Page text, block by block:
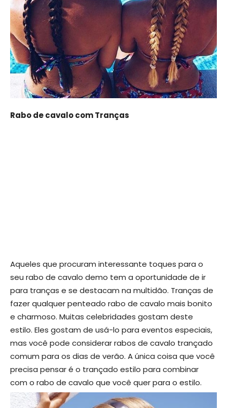
Rabo de cavalo com Tranças
Aqueles que procuram interessante toques para o
seu rabo de cavalo demo tem a oportunidade de ir
para tranças e se destacam na multidão. Tranças de
fazer qualquer penteado rabo de cavalo mais bonito
e charmoso. Muitas celebridades gostam deste
estilo. Eles gostam de usá-lo para eventos especiais,
mas você pode considerar rabos de cavalo trançado
comum para os dias de verão. A única coisa que você
precisa pensar é o trançado estilo para combinar
com o rabo de cavalo que você quer para o estilo.